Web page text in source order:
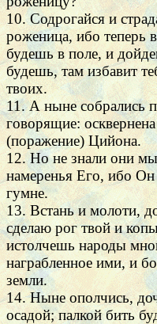
10. Содрогайся и
роженица, ибо теперь
будешь в поле, и
будешь, там избавит
твоих.
11. А ныне собрались
говорящие:
(поражение) Цийона.
12. Но не знали они
намеренья Его, ибо Он
гумне.
13. Встань и молоти,
сделаю рог твой и
истолчешь народы
награбленное ими, и
земли.
14. Ныне ополчись,
осадой; палкой бить